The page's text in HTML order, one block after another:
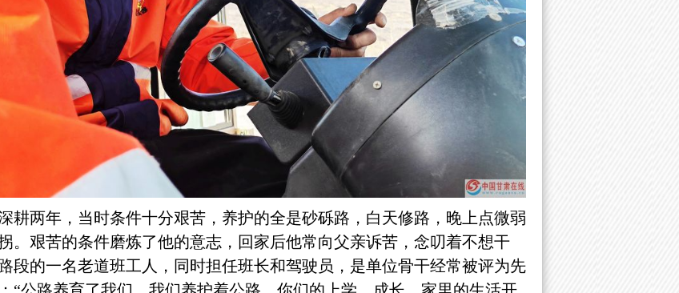
耕两年，当时条件十分艰苦，养护的全是砂砾路，白天修路，晚上点微弱
。艰苦的条件磨炼了他的意志，回家后他常向父亲诉苦，念叨着不想干
段的一名老道班工人，同时担任班长和驾驶员，是单位骨干经常被评为先